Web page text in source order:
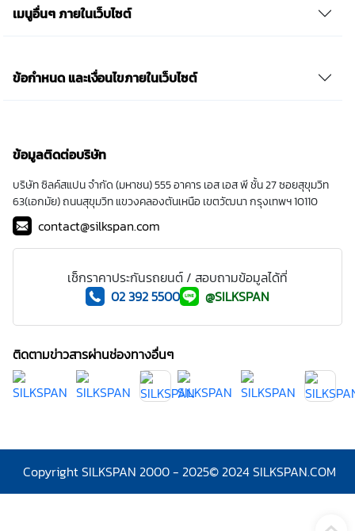
เมนูอื่นๆ ภายในเว็บไซต์
ข้อกำหนด และเงื่อนไขภายในเว็บไซต์
ข้อมูลติดต่อบริษัท
บริษัท ซิลค์สแปน จำกัด (มหาชน) 555 อาคาร เอส เอส พี ชั้น 27 ซอยสุขุมวิท
63(เอกมัย) ถนนสุขุมวิท แขวงคลองตันเหนือ เขตวัฒนา กรุงเทพฯ 10110
contact@silkspan.com
เช็กราคาประกันรถยนต์ / สอบถามข้อมูลได้ที่
02 392 5500
@SILKSPAN
ติดตามข่าวสารผ่านช่องทางอื่นๆ
Copyright SILKSPAN 2000 - 2025© 2024 SILKSPAN.COM